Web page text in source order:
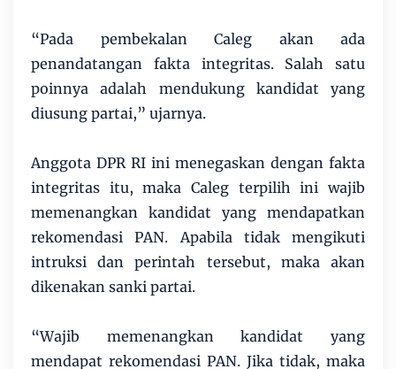
“Pada pembekalan Caleg akan ada
penandatangan fakta integritas. Salah satu
poinnya adalah mendukung kandidat yang
diusung partai,” ujarnya.
Anggota DPR RI ini menegaskan dengan fakta
integritas itu, maka Caleg terpilih ini wajib
memenangkan kandidat yang mendapatkan
rekomendasi PAN. Apabila tidak mengikuti
intruksi dan perintah tersebut, maka akan
dikenakan sanki partai.
“Wajib memenangkan kandidat yang
mendapat rekomendasi PAN. Jika tidak, maka